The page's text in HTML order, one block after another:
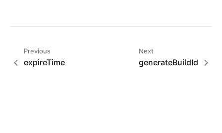
Previous
expireTime
Next
generateBuildId